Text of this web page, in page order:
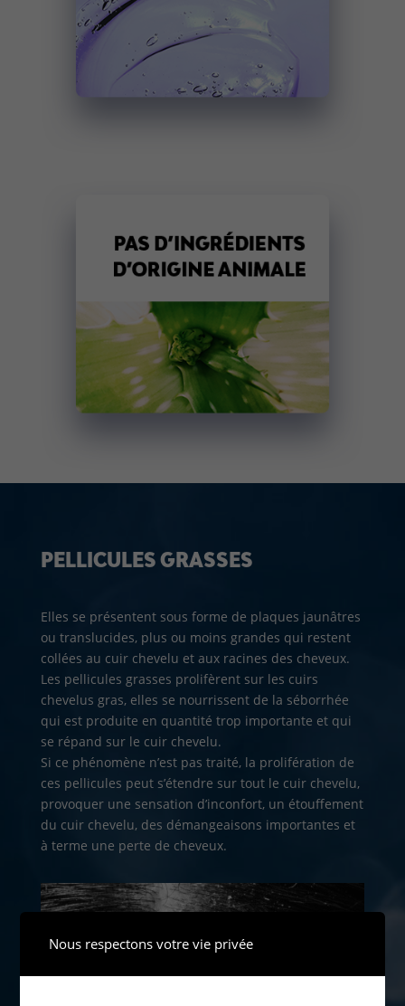
PELLICULES GRASSES
Elles se présentent sous forme de plaques jaunâtres
ou translucides, plus ou moins grandes qui restent
collées au cuir chevelu et aux racines des cheveux.
Les pellicules grasses prolifèrent sur les cuirs
chevelus gras, elles se nourrissent de la séborrhée
qui est produite en quantité trop importante et qui
se répand sur le cuir chevelu.
Si ce phénomène n’est pas traité, la prolifération de
ces pellicules peut s’étendre sur tout le cuir chevelu,
provoquer une sensation d’inconfort, un étouffement
du cuir chevelu, des démangeaisons importantes et
à terme une perte de cheveux.
Nous respectons votre vie privée